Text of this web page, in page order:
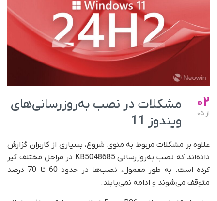
02
از
مشکلات در نصب به‌روزرسانی‌های
ویندوز 11
علاوه بر مشکلات مربوط به منوی شروع، بسیاری از کاربران گزارش
داده‌اند که نصب به‌روزرسانی KB5048685 در مراحل مختلف گیر
کرده است. به‌ طور معمول، نصب‌ها در حدود 60 تا 70 درصد
متوقف می‌شوند و ادامه نمی‌یابند.